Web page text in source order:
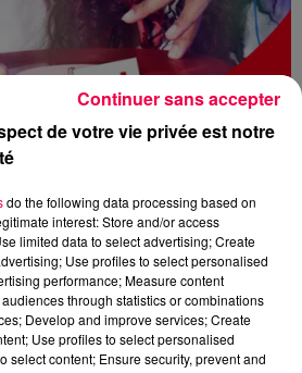
girancourt
cafe
de votre vie privée est notre
do the following data processing based on
interest: Store and/or access
limited data to select advertising; Create
Use profiles to select personalised
performance; Measure content
through statistics or combinations
Develop and improve services; Create
Use profiles to select personalised
select content; Ensure security, prevent and
Continuer sans accepter